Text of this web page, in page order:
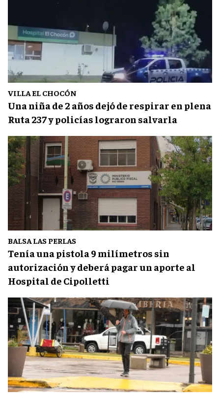
VILLA EL CHOCÓN
Una niña de 2 años dejó de respirar en plena
Ruta 237 y policías lograron salvarla
BALSA LAS PERLAS
Tenía una pistola 9 milímetros sin
autorización y deberá pagar un aporte al
Hospital de Cipolletti